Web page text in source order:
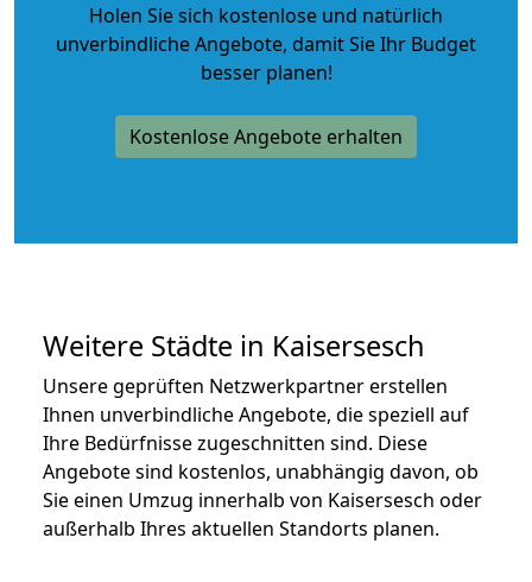
Holen Sie sich kostenlose und natürlich
unverbindliche Angebote, damit Sie Ihr Budget
besser planen!
Kostenlose Angebote erhalten
Weitere Städte in Kaisersesch
Unsere geprüften Netzwerkpartner erstellen
Ihnen unverbindliche Angebote, die speziell auf
Ihre Bedürfnisse zugeschnitten sind. Diese
Angebote sind kostenlos, unabhängig davon, ob
Sie einen Umzug innerhalb von Kaisersesch oder
außerhalb Ihres aktuellen Standorts planen.